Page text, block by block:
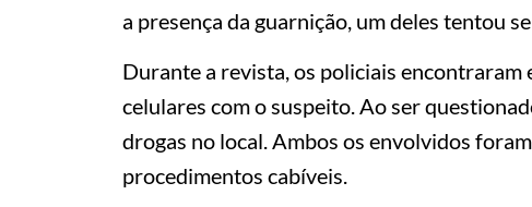
a presença da guarnição, um deles tentou
Durante a revista, os policiais
celulares com o suspeito. Ao ser
drogas no local. Ambos os envolvidos
procedimentos cabíveis.